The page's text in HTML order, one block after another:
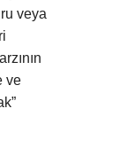
veya
ve